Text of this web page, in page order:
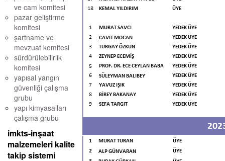
ve cam komitesi
pazar geliştirme
komitesi
şartname ve
mevzuat komitesi
sürdürülebilirlik
komitesi
yapısal yangın
güvenliği çalışma
grubu
yapı kimyasalları
çalışma grubu
imkts-inşaat
malzemeleri kalite
takip sistemi